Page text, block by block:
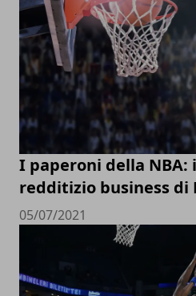
I paperoni della NBA:
redditizio business di
05/07/2021